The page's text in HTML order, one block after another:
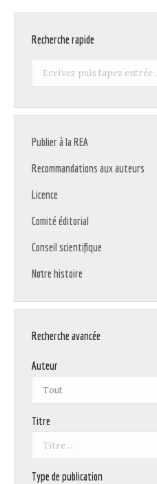
Recherche rapide
Recherche
Publier à la REA
Recommandations aux auteurs
Licence
Comité éditorial
Conseil scientifique
Notre histoire
Recherche avancée
Auteur
Titre
Type de publication